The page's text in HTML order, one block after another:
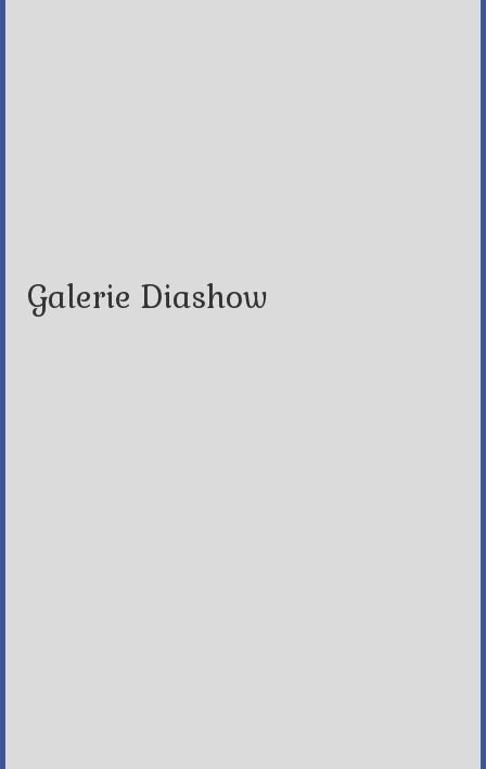
Galerie Diashow